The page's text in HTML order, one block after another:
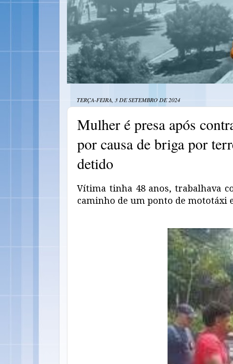
TERÇA-FEIRA, 3 DE SETEMBRO DE 2024
Mulher é presa após
por causa de briga por
detido
Vítima tinha 48 anos, trabalhava
caminho de um ponto de mototáxi